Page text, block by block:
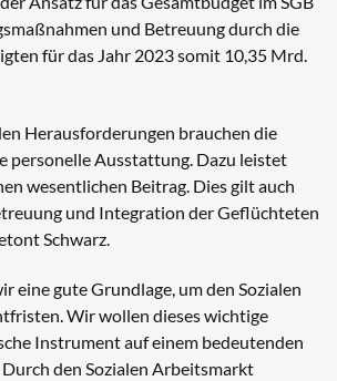
und Betreuung durch die
für das Jahr 2023 somit 10,35 Mrd.
Herausforderungen brauchen die
personelle Ausstattung. Dazu leistet
wesentlichen Beitrag. Dies gilt auch
und Integration der Geflüchteten
Schwarz.
eine gute Grundlage, um den Sozialen
Wir wollen dieses wichtige
Instrument auf einem bedeutenden
den Sozialen Arbeitsmarkt